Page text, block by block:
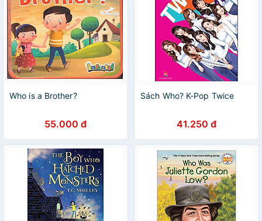
Who is a Brother?
55.000 đ
Sách Who? K-Pop Twice
41.250 đ